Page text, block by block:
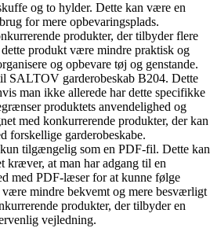
og to hylder. Dette kan være en
for mere opbevaringsplads.
produkter, der tilbyder flere
produkt være mindre praktisk og
og opbevare tøj og genstande.
SALTOV garderobeskab B204. Dette
man ikke allerede har dette specifikke
produktets anvendelighed og
med konkurrerende produkter, der kan
forskellige garderobeskabe.
tilgængelig som en PDF-fil. Dette kan
kræver, at man har adgang til en
med PDF-læser for at kunne følge
mindre bekvemt og mere besværligt
produkter, der tilbyder en
vejledning.